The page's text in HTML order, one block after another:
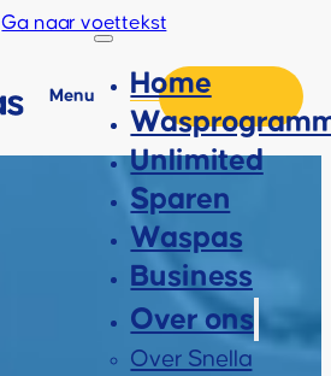
Ga naar voettekst
Menu
Home
Unlimited
Sparen
Waspas
Business
Over ons
Over Snella